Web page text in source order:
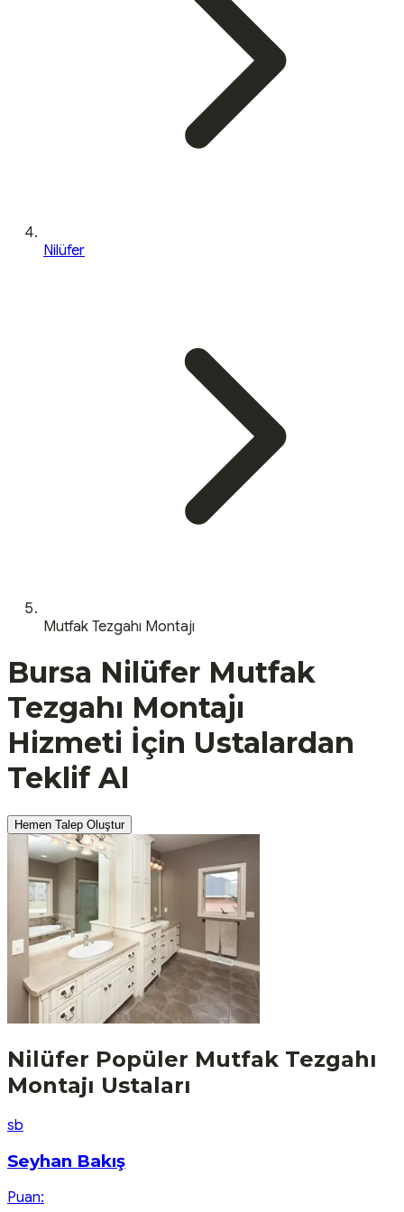
Nilüfer
Mutfak Tezgahı Montajı
Bursa Nilüfer Mutfak
Tezgahı Montajı
Hizmeti İçin Ustalardan
Teklif Al
Hemen Talep Oluştur
Nilüfer Popüler Mutfak Tezgahı
Montajı Ustaları
sb
Seyhan Bakış
Puan: